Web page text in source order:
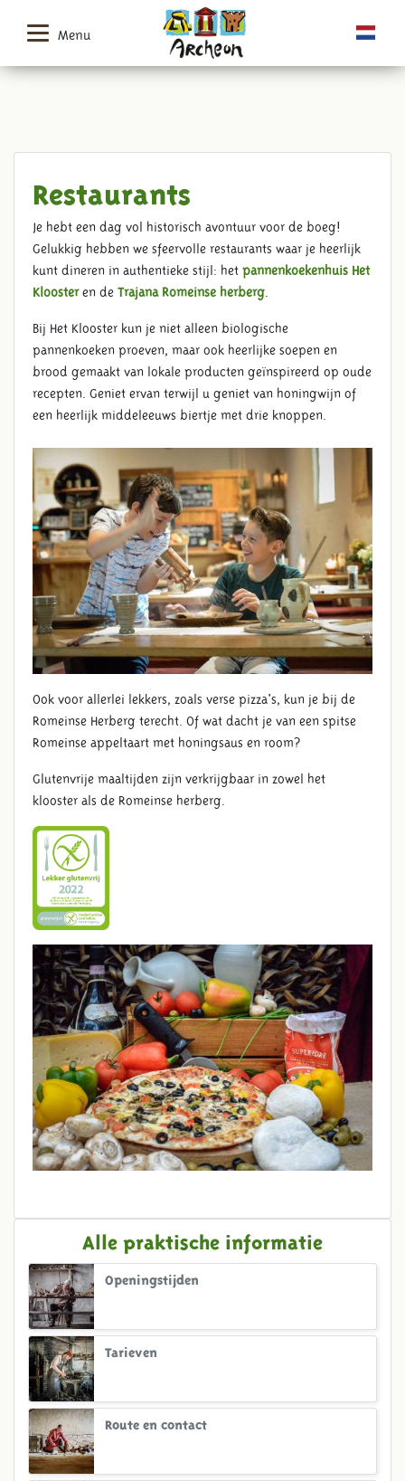
Menu
Restaurants
Je hebt een dag vol historisch avontuur voor de boeg!
Gelukkig hebben we sfeervolle restaurants waar je heerlijk
kunt dineren in authentieke stijl: het pannenkoekenhuis Het
Kloosteren de Trajana Romeinse herberg
Bij Het Klooster kun je niet alleen biologische
pannenkoeken proeven, maar ook heerlijke soepen en
brood gemaakt van lokale producten geïnspireerd op oude
recepten. Geniet ervan terwijl u geniet van honingwijn of
een heerlijk middeleeuws biertje met drie knoppen.
Ook voor allerlei lekkers, zoals verse pizza's, kun je bij de
Romeinse Herberg terecht. Of wat dacht je van een spitse
Romeinse appeltaart met honingsaus en room?
Glutenvrije maaltijden zijn verkrijgbaar in zowel het
klooster als de Romeinse herberg.
Alle praktische informatie
Openingstijden
Tarieven
Route en contact